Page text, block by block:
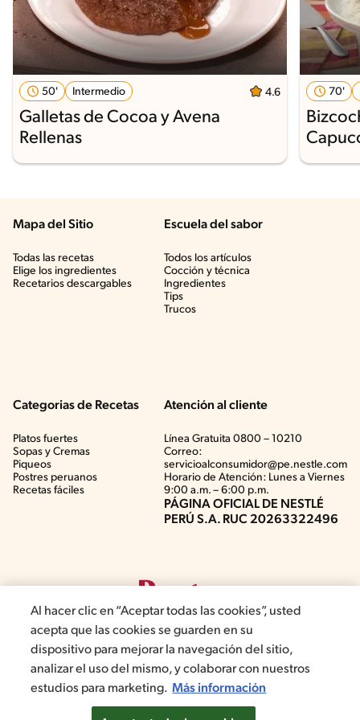
50' Intermedio 4.6
Galletas de Cocoa y Avena
Rellenas
70'
Mapa del Sitio
Todas las recetas
Elige los ingredientes
Recetarios descargables
Escuela del sabor
Todos los artículos
Cocción y técnica
Ingredientes
Tips
Trucos
Categorias de Recetas
Platos fuertes
Sopas y Cremas
Piqueos
Postres peruanos
Recetas fáciles
Atención al cliente
Línea Gratuita 0800 – 10210
Correo:
servicioalconsumidor@pe.nestle.com
Horario de Atención: Lunes a Viernes
9:00 a.m. – 6:00 p.m.
PÁGINA OFICIAL DE NESTLÉ
PERÚ S.A. RUC 20263322496
©2019, Nestlé. Marcas registradas por Société del Produits Nestlé,
S.A. Vevey (Suiza)
Al hacer clic en “Aceptar todas las cookies”, usted
acepta que las cookies se guarden en su
dispositivo para mejorar la navegación del sitio,
analizar el uso del mismo, y colaborar con nuestros
estudios para marketing. Más información